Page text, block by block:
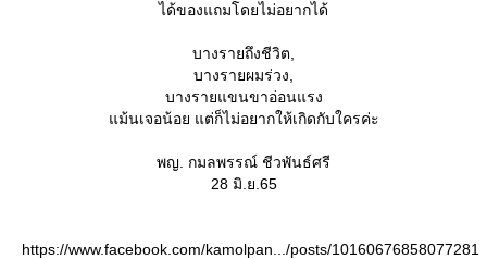
ได้ของแถมโดยไม่อยากได้
บางรายถึงชีวิต,
บางรายผมร่วง,
บางรายแขนขาอ่อนแรง
ม้นเจอน้อย แต่ก็ไม่อยากให้เกิดกับใครค่ะ
พญ. กมลพรรณ์ ชีวพันธ์ศรี
28 มิ.ย.65
https://www.facebook.com/kamolpan.../posts/10160676858077281